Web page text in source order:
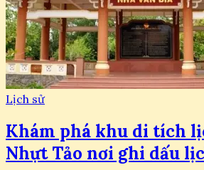
Lịch sử
Khám phá khu di tích
Nhựt Tảo nơi ghi dấu